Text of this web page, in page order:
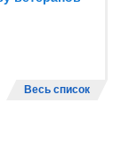
Весь список